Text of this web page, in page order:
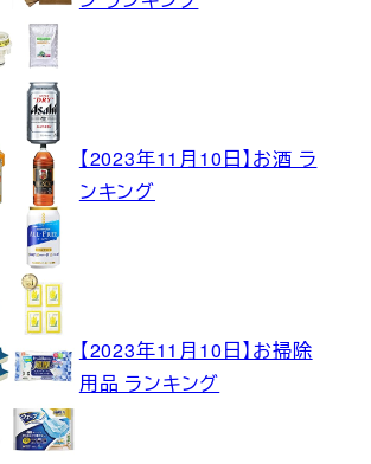
【2023年11月10日】お酒 ラ
ンキング
【2023年11月10日】お掃除
用品 ランキング